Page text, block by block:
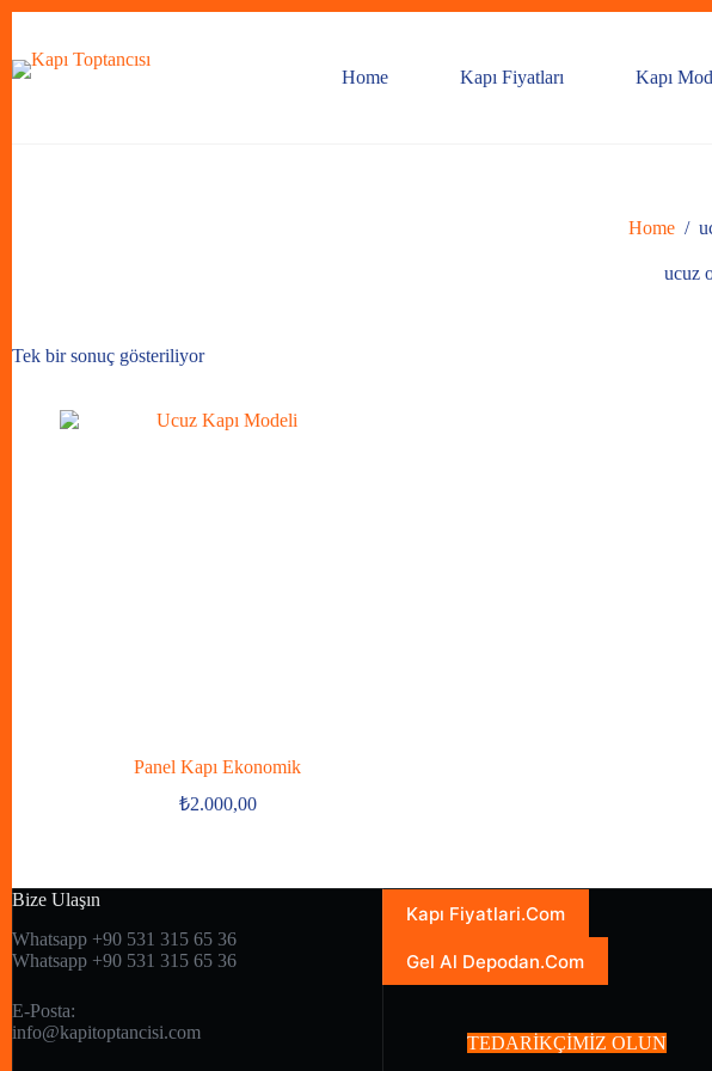
content
Home Kapı Fiyatları Kapı
Home /
ucuz
Tek bir sonuç gösteriliyor
Panel Kapı Ekonomik
₺2.000,00
Bize Ulaşın
Whatsapp +90 531 315 65 36
Whatsapp +90 531 315 65 36
E-Posta:
info@kapitoptancisi.com
Kapı Fiyatlari.Com
Gel Al Depodan.Com
TEDARİKÇİMİZ OLUN